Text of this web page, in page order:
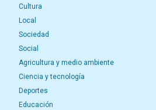
Cultura
Local
Sociedad
Social
Agricultura y medio ambiente
Ciencia y tecnología
Deportes
Educación